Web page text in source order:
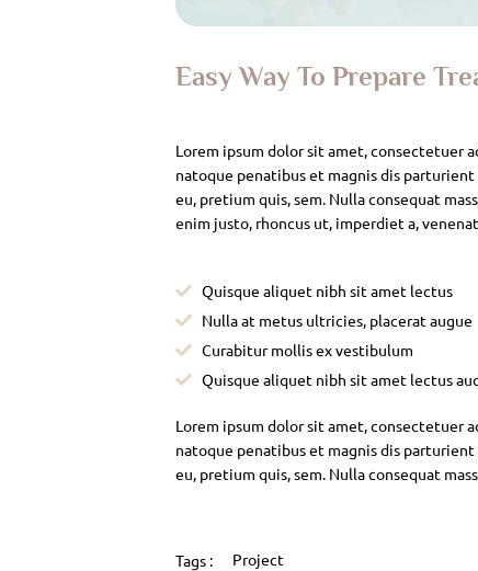
Easy Way To Prepare
Lorem ipsum dolor sit amet, consectetuer
natoque penatibus et magnis dis
eu, pretium quis, sem. Nulla consequat
enim justo, rhoncus ut, imperdiet a,
Quisque aliquet nibh sit amet lectus
Nulla at metus ultricies, placerat augue
Curabitur mollis ex vestibulum
Quisque aliquet nibh sit amet lectus
Lorem ipsum dolor sit amet, consectetuer
natoque penatibus et magnis dis
eu, pretium quis, sem. Nulla consequat
Tags : Project